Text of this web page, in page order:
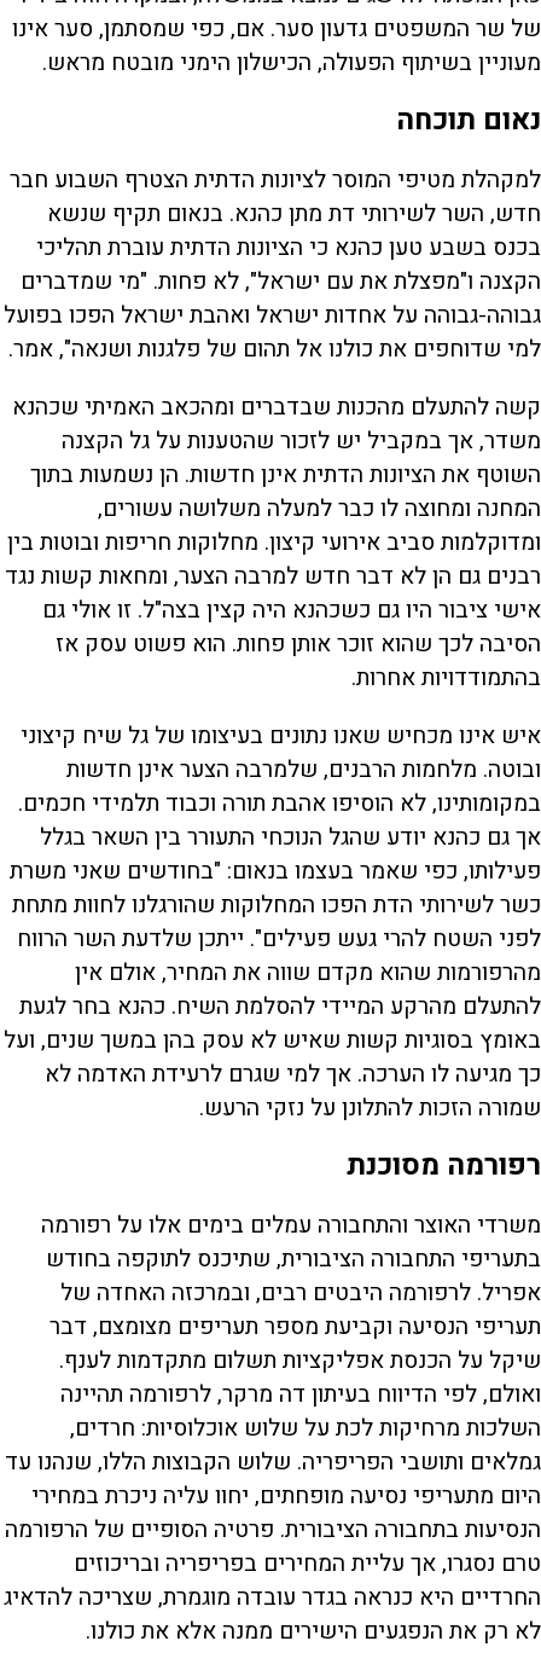
של שר המשפטים גדעון סער. אם, כפי שמסתמן, סער אינו
מעוניין בשיתוף הפעולה, הכישלון הימני מובטח מראש.
נאום תוכחה
למקהלת מטיפי המוסר לציונות הדתית הצטרף השבוע חבר
חדש, השר לשירותי דת מתן כהנא. בנאום תקיף שנשא
בכנס בשבע טען כהנא כי הציונות הדתית עוברת תהליכי
הקצנה ו"מפצלת את עם ישראל", לא פחות. "מי שמדברים
גבוהה-גבוהה על אחדות ישראל ואהבת ישראל הפכו בפועל
למי שדוחפים את כולנו אל תהום של פלגנות ושנאה", אמר.
קשה להתעלם מהכנות שבדברים ומהכאב האמיתי שכהנא
משדר, אך במקביל יש לזכור שהטענות על גל הקצנה
השוטף את הציונות הדתית אינן חדשות. הן נשמעות בתוך
המחנה ומחוצה לו כבר למעלה משלושה עשורים,
ומדוקלמות סביב אירועי קיצון. מחלוקות חריפות ובוטות בין
רבנים גם הן לא דבר חדש למרבה הצער, ומחאות קשות נגד
אישי ציבור היו גם כשכהנא היה קצין בצה"ל. זו אולי גם
הסיבה לכך שהוא זוכר אותן פחות. הוא פשוט עסק אז
בהתמודדויות אחרות.
איש אינו מכחיש שאנו נתונים בעיצומו של גל שיח קיצוני
ובוטה. מלחמות הרבנים, שלמרבה הצער אינן חדשות
במקומותינו, לא הוסיפו אהבת תורה וכבוד תלמידי חכמים.
אך גם כהנא יודע שהגל הנוכחי התעורר בין השאר בגלל
פעילותו, כפי שאמר בעצמו בנאום: "בחודשים שאני משרת
כשר לשירותי הדת הפכו המחלוקות שהורגלנו לחוות מתחת
לפני השטח להרי געש פעילים". ייתכן שלדעת השר הרווח
מהרפורמות שהוא מקדם שווה את המחיר, אולם אין
להתעלם מהרקע המיידי להסלמת השיח. כהנא בחר לגעת
באומץ בסוגיות קשות שאיש לא עסק בהן במשך שנים, ועל
כך מגיעה לו הערכה. אך למי שגרם לרעידת האדמה לא
שמורה הזכות להתלונן על נזקי הרעש.
רפורמה מסוכנת
משרדי האוצר והתחבורה עמלים בימים אלו על רפורמה
בתעריפי התחבורה הציבורית, שתיכנס לתוקפה בחודש
אפריל. לרפורמה היבטים רבים, ובמרכזה האחדה של
תעריפי הנסיעה וקביעת מספר תעריפים מצומצם, דבר
שיקל על הכנסת אפליקציות תשלום מתקדמות לענף.
ואולם, לפי הדיווח בעיתון דה מרקר, לרפורמה תהיינה
השלכות מרחיקות לכת על שלוש אוכלוסיות: חרדים,
גמלאים ותושבי הפריפריה. שלוש הקבוצות הללו, שנהנו עד
היום מתעריפי נסיעה מופחתים, יחוו עליה ניכרת במחירי
הנסיעות בתחבורה הציבורית. פרטיה הסופיים של הרפורמה
טרם נסגרו, אך עליית המחירים בפריפריה ובריכוזים
החרדיים היא כנראה בגדר עובדה מוגמרת, שצריכה להדאיג
לא רק את הנפגעים הישירים ממנה אלא את כולנו.